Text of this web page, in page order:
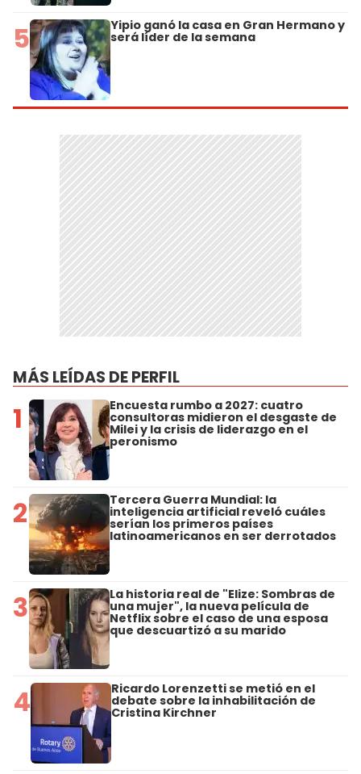
5 Yipio ganó la casa en Gran Hermano y
será líder de la semana
MÁS LEÍDAS DE PERFIL
1 Encuesta rumbo a 2027: cuatro
consultoras midieron el desgaste de
Milei y la crisis de liderazgo en el
peronismo
2 Tercera Guerra Mundial: la
inteligencia artificial reveló cuáles
serían los primeros países
latinoamericanos en ser derrotados
3 La historia real de "Elize: Sombras de
una mujer", la nueva película de
Netflix sobre el caso de una esposa
que descuartizó a su marido
4 Ricardo Lorenzetti se metió en el
debate sobre la inhabilitación de
Cristina Kirchner